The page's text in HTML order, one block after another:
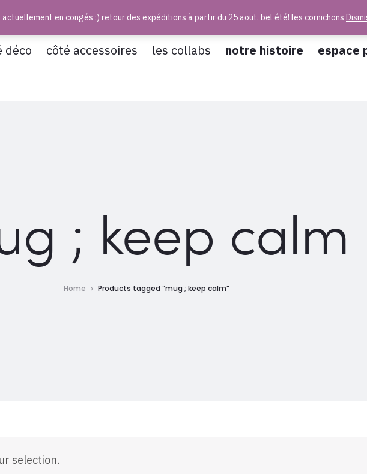
déco côté accessoires les collabs notre histoire espace
; keep calm
Home Products tagged “mug ; keep calm”
selection.
actuellement en congés :) retour des expéditions à partir du 25 aout. bel été! les cornichons